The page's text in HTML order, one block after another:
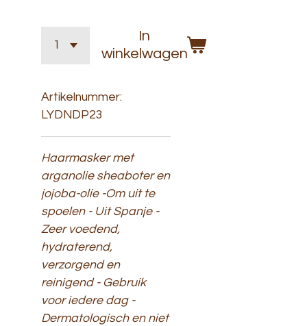
In
winkelwagen
Artikelnummer:
LYDNDP23
Haarmasker met
arganolie sheaboter en
jojoba-olie -Om uit te
spoelen - Uit Spanje -
Zeer voedend,
hydraterend,
verzorgend en
reinigend - Gebruik
voor iedere dag -
Dermatologisch en niet